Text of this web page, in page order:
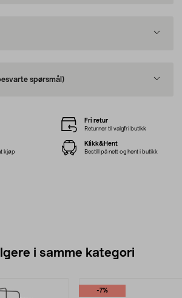
spørsmål)
Fri retur
Returner til valgfri butikk
kjøp
Klikk&Hent
Bestill på nett og hent i butikk
i samme kategori
-7%